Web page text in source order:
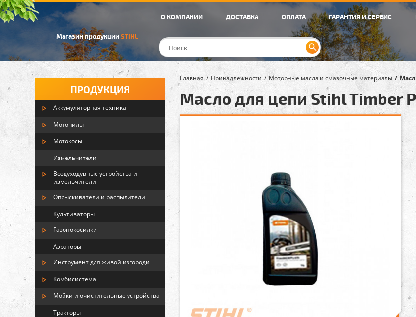
Магазин продукции STIHL
О КОМПАНИИ ДОСТАВКА ОПЛАТА ГАРАНТИЯ И СЕРВИС
ПРОДУКЦИЯ
Аккумуляторная техника
Мотопилы
Мотокосы
Измельчители
Воздуходувные устройства и
измельчители
Опрыскиватели и распылители
Культиваторы
Газонокосилки
Аэраторы
Инструмент для живой изгороди
Комбисистема
Мойки и очистительные устройства
Тракторы
Главная Принадлежности Моторные масла и смазочные материалы
Масло для цепи Stihl Timber